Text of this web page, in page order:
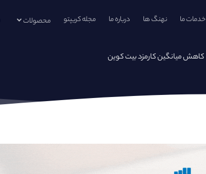
خدمات ما نهنگ ها درباره ما مجله کریپتو محصولات
کاهش میانگین کارمزد بیت کوین